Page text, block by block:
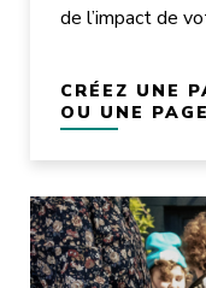
de l’impact de
CRÉEZ UNE
OU UNE